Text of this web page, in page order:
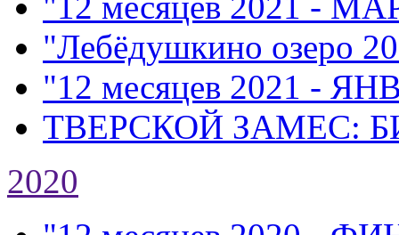
"Лебёдушкино озеро
"12 месяцев 2021 -
ТВЕРСКОЙ ЗАМЕС:
2020